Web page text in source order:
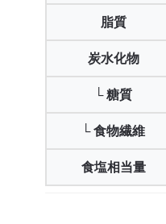
脂質
炭水化物
└ 糖質
└ 食物繊維
食塩相当量